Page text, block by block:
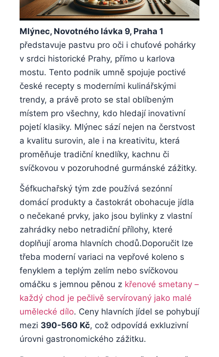
Mlýnec, Novotného lávka 9, Praha⁣ 1
představuje‌ pastvu pro oči i chuťové pohárky
v⁤ srdci historické Prahy, přímo u karlova
mostu.⁣ Tento podnik umně spojuje poctivé
české recepty s moderními kulinářskými
trendy, a právě proto se ⁢stal oblíbeným
místem‍ pro⁤ všechny,⁣ kdo hledají inovativní
pojetí klasiky. Mlýnec‍ sází nejen na čerstvost
⁢a kvalitu surovin, ale i na kreativitu, která
proměňuje tradiční knedlíky, kachnu ⁣či
⁤svíčkovou⁣ v⁤ pozoruhodné gurmánské zážitky.
Šéfkuchařský‍ tým ⁣zde ⁢používá⁢ sezónní
domácí​ produkty​ a častokrát obohacuje jídla⁢
o nečekané ​prvky, jako jsou bylinky z⁢ vlastní
‍zahrádky nebo netradiční přílohy, ⁤které
‌doplňují ⁣aroma hlavních chodů.Doporučit lze
třeba moderní variaci na vepřové koleno s
fenyklem a teplým zelím nebo svíčkovou ​
omáčku⁤ s jemnou pěnou z křenové⁣ smetany –
každý chod je pečlivě servírovaný⁤ jako malé
umělecké dílo.​ Ceny hlavních jídel ​se pohybují
mezi 390-560⁤ Kč,‌ což odpovídá exkluzivní
úrovni ​gastronomického ‍zážitku.